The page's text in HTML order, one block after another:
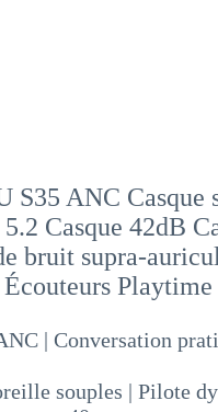
S35 ANC Casque
Casque 42dB
bruit supra-
| Conversation
souples | Pilote